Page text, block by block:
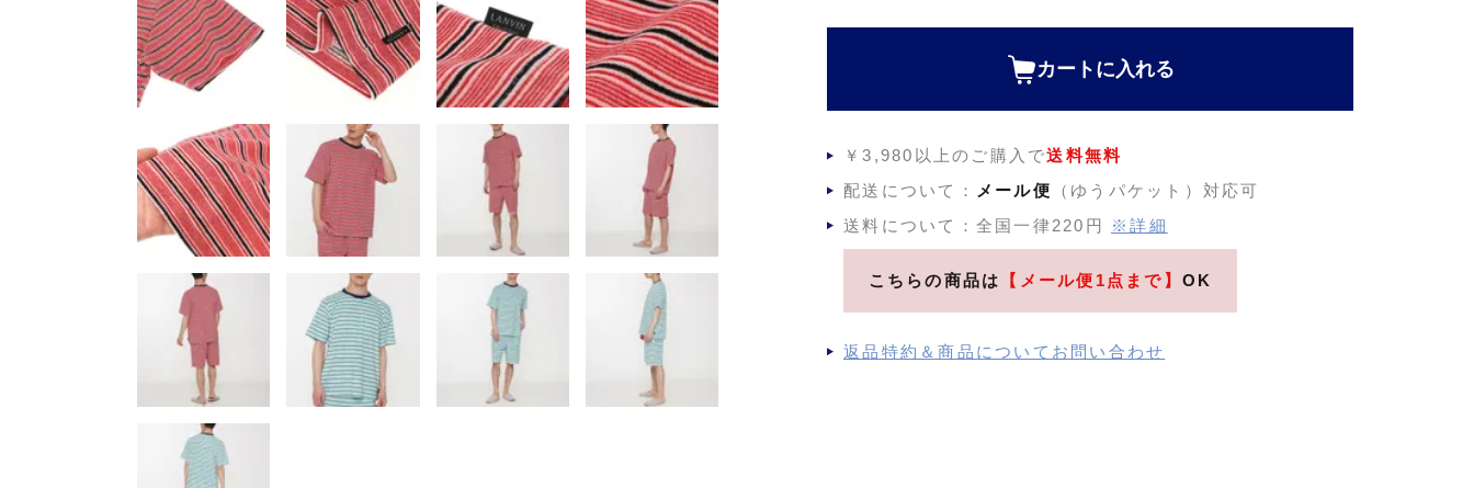
カートに入れる
￥3,980以上のご購入で送料無料
配送について：
メール便
（ゆうパケット）対応可
送料について：全国一律220円
※詳細
こちらの商品は 【メール便1点まで】 OK
返品特約＆商品についてお問い合わせ